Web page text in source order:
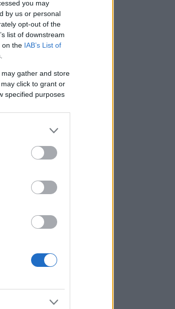
you may
by us or personal
opt-out of the
list of downstream
on the IAB’s List of
gather and store
click to grant or
specified purposes